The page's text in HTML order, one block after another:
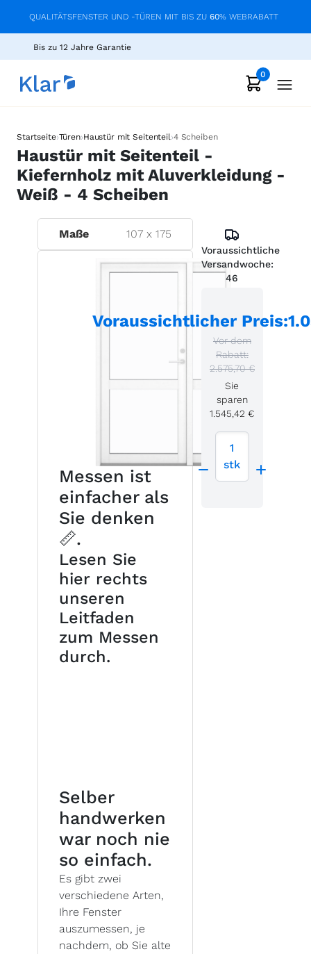
QUALITÄTSFENSTER UND -TÜREN MIT BIS ZU 60% WEBRABATT
Bis zu 12 Jahre Garantie
0
Startseite›Türen›Haustür mit Seitenteil›4 Scheiben
Haustür mit Seitenteil -
Kiefernholz mit Aluverkleidung -
Weiß - 4 Scheiben
Maße 107 x175
Messen ist
einfacher als
Sie denken
📏.
Lesen Sie
hier rechts
unseren
Leitfaden
zum Messen
durch.
Selber
handwerken
war noch nie
so einfach.
Es gibt zwei
verschiedene Arten,
Ihre Fenster
auszumessen, je
nachdem, ob Sie alte
Voraussichtliche
Versandwoche:
46
Voraussichtlicher Preis:
Vor dem
Rabatt:
2.575,70 €
Sie
sparen
1.545,42 €
1
stk